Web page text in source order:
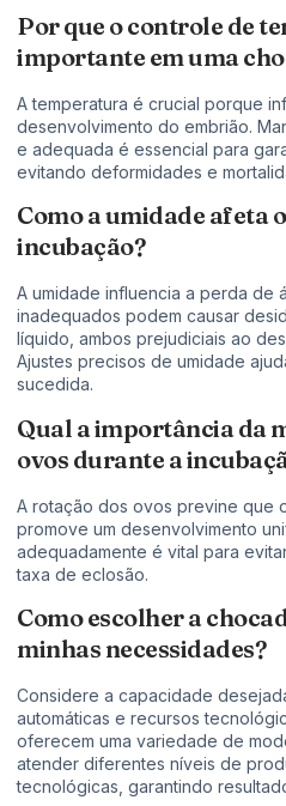
Por que o controle de
importante em uma
A temperatura é crucial porque
desenvolvimento do embrião.
e adequada é essencial para
evitando deformidades e
Como a umidade afeta
incubação?
A umidade influencia a perda de
inadequados podem causar
líquido, ambos prejudiciais ao
Ajustes precisos de umidade
sucedida.
Qual a importância da
ovos durante a
A rotação dos ovos previne que
promove um desenvolvimento
adequadamente é vital para
taxa de eclosão.
Como escolher a
minhas necessidades?
Considere a capacidade
automáticas e recursos
oferecem uma variedade de
atender diferentes níveis de
tecnológicas, garantindo